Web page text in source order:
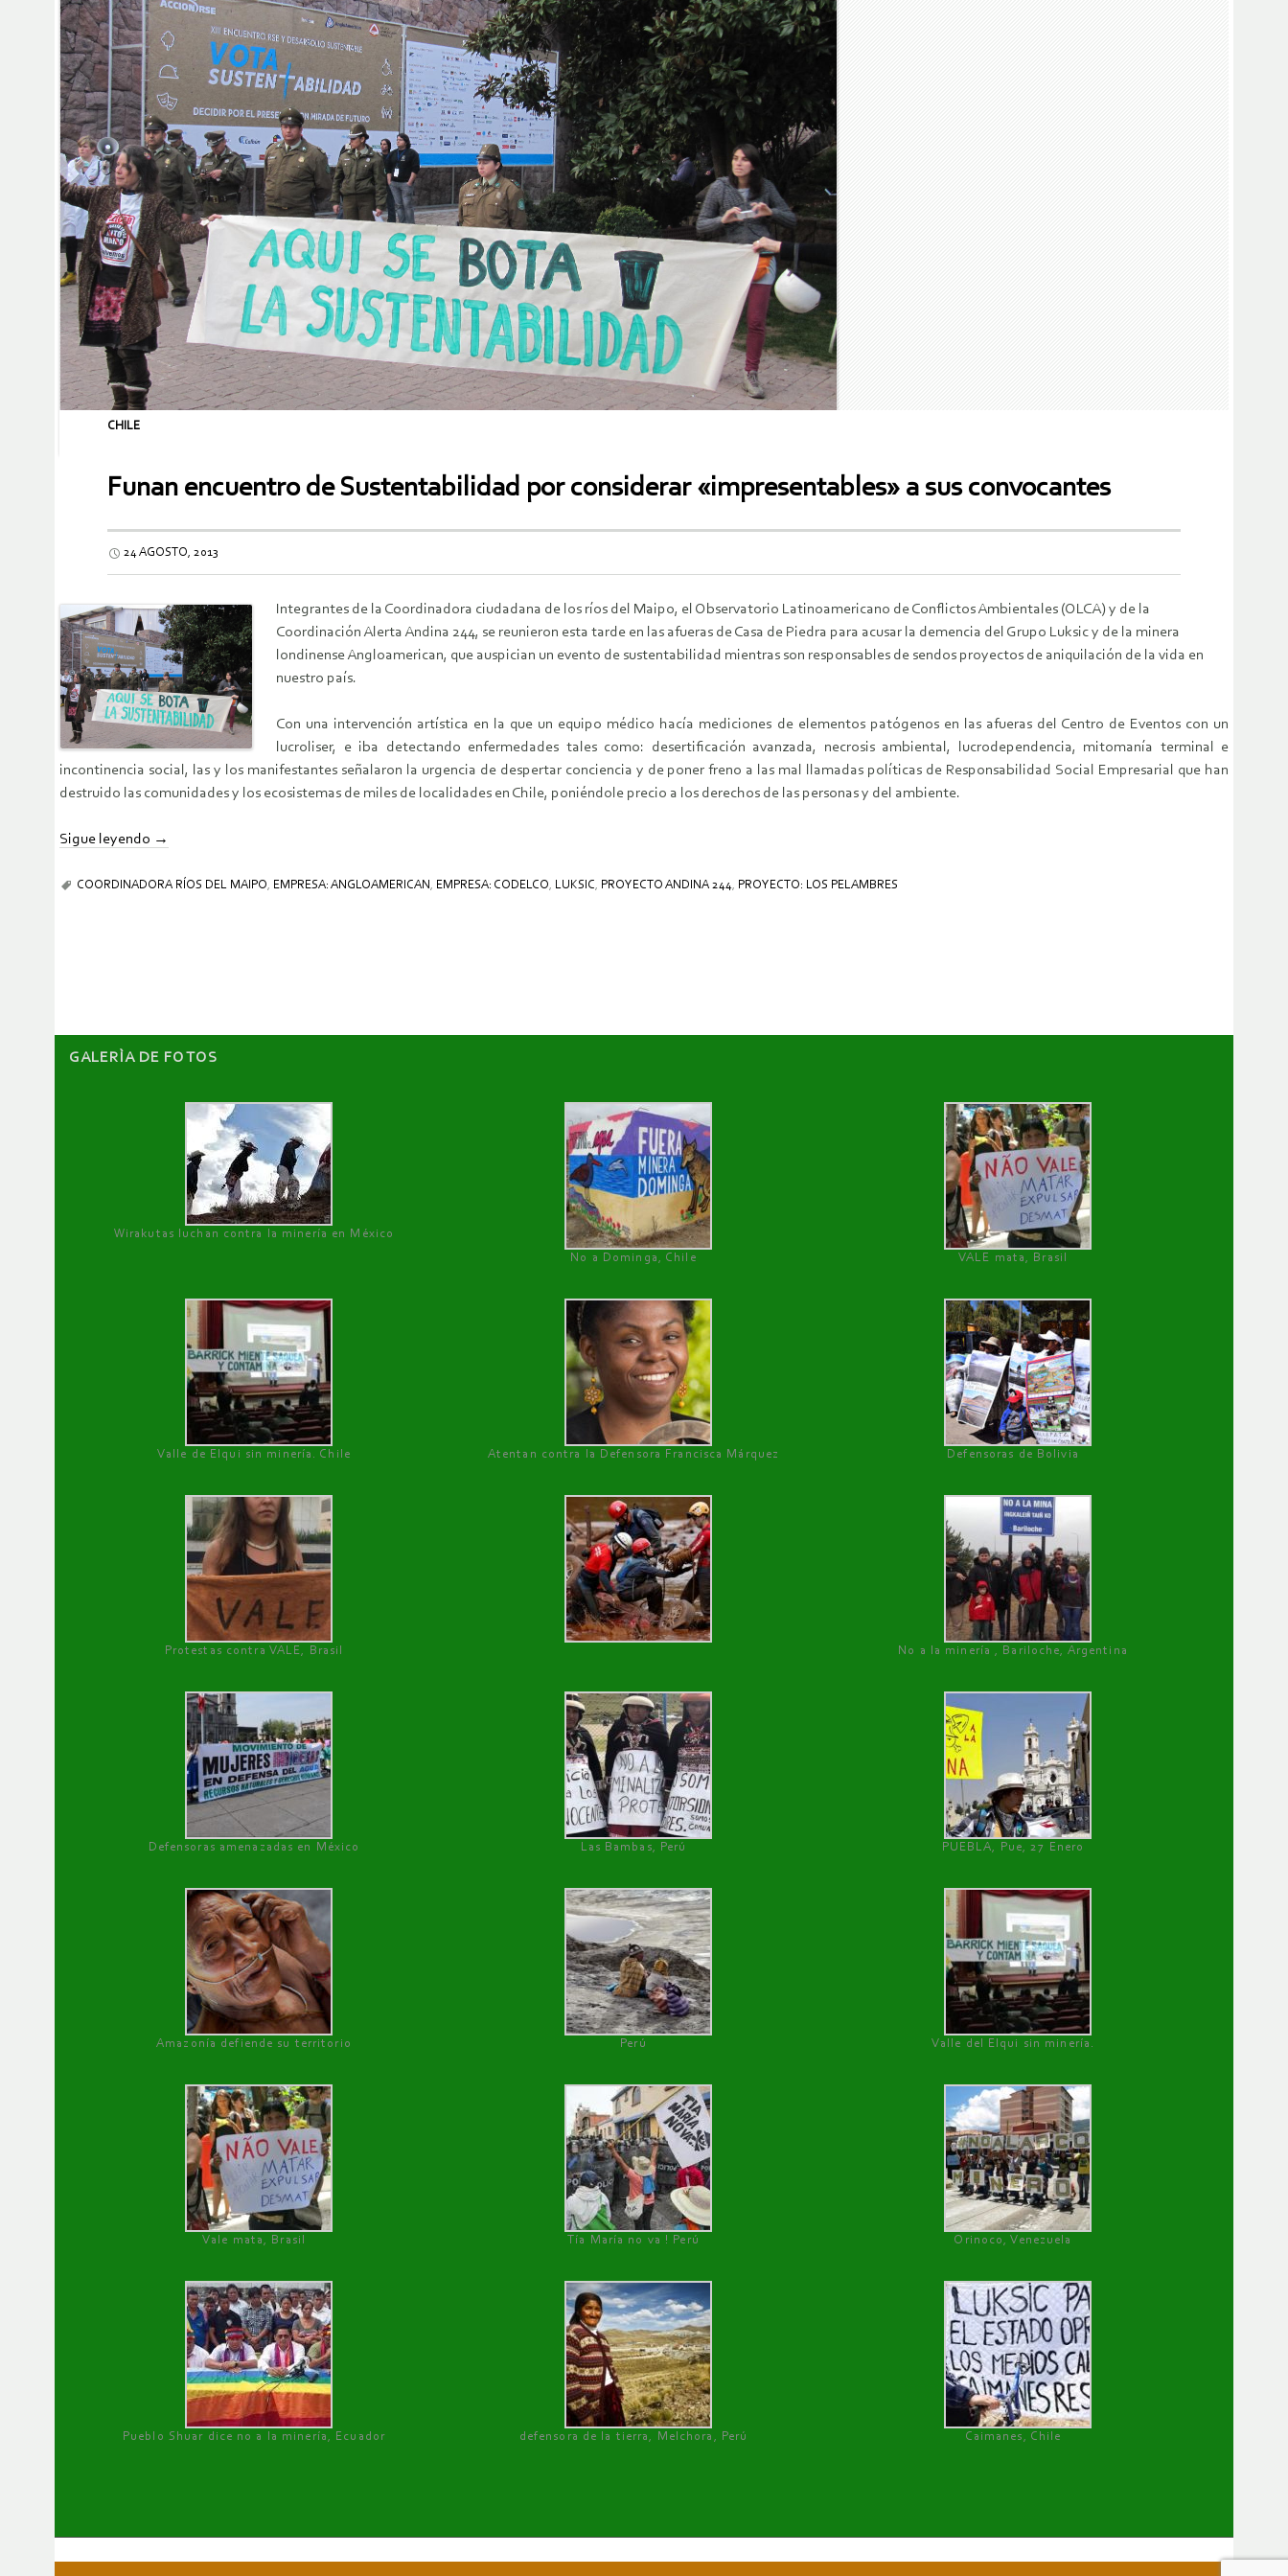
CHILE
Funan encuentro de Sustentabilidad por considerar «impresentables» a sus convocantes
24 AGOSTO, 2013
Integrantes de la Coordinadora ciudadana de los ríos del Maipo, el Observatorio Latinoamericano de Conflictos Ambientales (OLCA) y de la
Coordinación Alerta Andina 244, se reunieron esta tarde en las afueras de Casa de Piedra para acusar la demencia del Grupo Luksic y de la minera
londinense Angloamerican, que auspician un evento de sustentabilidad mientras son responsables de sendos proyectos de aniquilación de la vida en
nuestro país.
Con una intervención artística en la que un equipo médico hacía mediciones de elementos patógenos en las afueras del Centro de Eventos con un
lucroliser, e iba detectando enfermedades tales como: desertificación avanzada, necrosis ambiental, lucrodependencia, mitomanía terminal e
incontinencia social, las y los manifestantes señalaron la urgencia de despertar conciencia y de poner freno a las mal llamadas políticas de Responsabilidad Social Empresarial que han
destruido las comunidades y los ecosistemas de miles de localidades en Chile, poniéndole precio a los derechos de las personas y del ambiente.
Sigue leyendo →
COORDINADORA RÍOS DEL MAIPO, EMPRESA: ANGLOAMERICAN , EMPRESA: CODELCO, LUKSIC, PROYECTO ANDINA 244, PROYECTO: LOS PELAMBRES
GALERÌA DE FOTOS
Wirakutas luchan contra la minería en México
No a Dominga, Chile
VALE mata, Brasil
Valle de Elqui sin minería. Chile Atentan contra la Defensora Francisca Márquez Defensoras de Bolivia
Protestas contra VALE, Brasil No a la minería , Bariloche, Argentina
Defensoras amenazadas en México Las Bambas, Perú PUEBLA, Pue, 27 Enero
Amazonía defiende su territorio Perú Valle del Elqui sin minería.
Vale mata, Brasil Tía María no va ! Perú Orinoco, Venezuela
Pueblo Shuar dice no a la minería, Ecuador defensora de la tierra, Melchora, Perú Caimanes, Chile